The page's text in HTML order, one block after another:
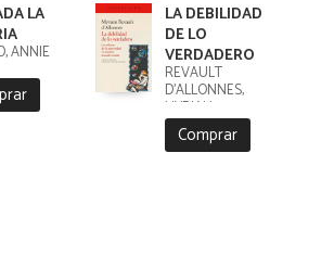
LA
ANNIE
LA DEBILIDAD
DE LO
VERDADERO
REVAULT
D'ALLONNES,
MYRIAM
Comprar